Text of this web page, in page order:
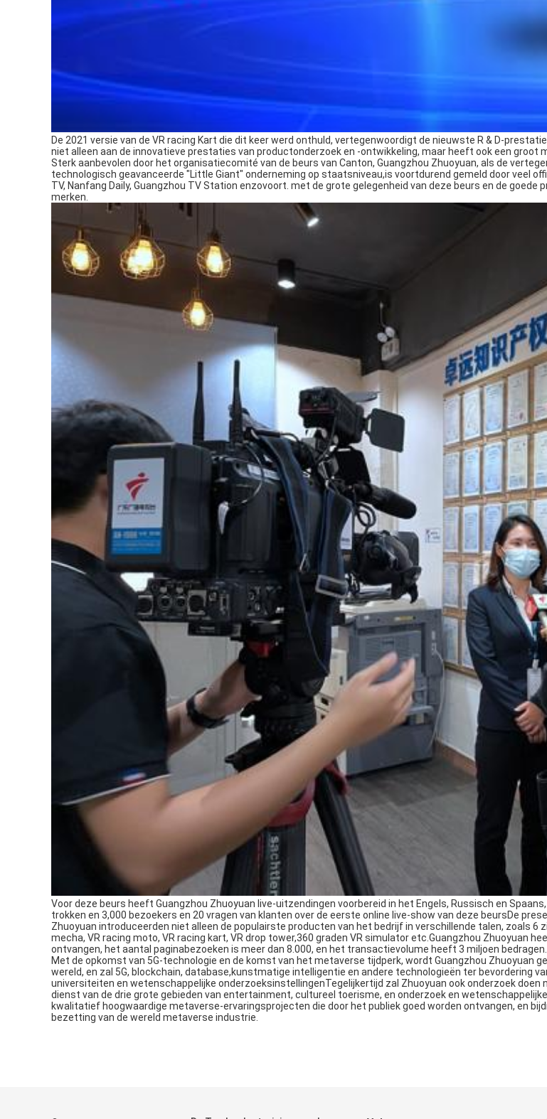
De 2021 versie van de VR racing Kart die dit keer werd onthuld, vertegenwoordigt de nieuwste R & D-
niet alleen aan de innovatieve prestaties van productonderzoek en -ontwikkeling, maar heeft ook een groot
Sterk aanbevolen door het organisatiecomité van de beurs van Canton, Guangzhou Zhuoyuan, als de
technologisch geavanceerde "Little Giant" onderneming op staatsniveau,is voortdurend gemeld door veel
TV, Nanfang Daily, Guangzhou TV Station enzovoort. met de grote gelegenheid van deze beurs en de goede
merken.
Voor deze beurs heeft Guangzhou Zhuoyuan live-uitzendingen voorbereid in het Engels, Russisch en
trokken en 3,000 bezoekers en 20 vragen van klanten over de eerste online live-show van deze beursDe
Zhuoyuan introduceerden niet alleen de populairste producten van het bedrijf in verschillende talen, zoals 6
mecha, VR racing moto, VR racing kart, VR drop tower,360 graden VR simulator etc.Guangzhou Zhuoyuan
ontvangen, het aantal paginabezoeken is meer dan 8.000, en het transactievolume heeft 3 miljoen bedragen.
Met de opkomst van 5G-technologie en de komst van het metaverse tijdperk, wordt Guangzhou Zhuoyuan
wereld, en zal 5G, blockchain, database,kunstmatige intelligentie en andere technologieën ter bevordering
universiteiten en wetenschappelijke onderzoeksinstellingenTegelijkertijd zal Zhuoyuan ook onderzoek doen
dienst van de drie grote gebieden van entertainment, cultureel toerisme, en onderzoek en
kwalitatief hoogwaardige metaverse-ervaringsprojecten die door het publiek goed worden ontvangen, en
bezetting van de wereld metaverse industrie.